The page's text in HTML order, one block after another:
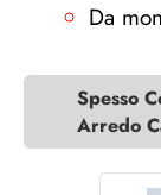
Da
Spesso
Arredo